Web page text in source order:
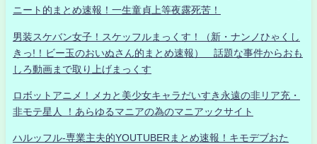
ニート的まとめ速報！一生童貞上等夜露死苦！
男装スケバン女子！スケッフルまっくす！（新・ナンノひゃくし
きっ!！ビー玉のおいぬさん的まとめ速報） 話題な事件からおも
しろ動画まで取り上げまっくす
ロボットアニメ！メカと美少女キャラだいすき永遠の非リア充・
非モテ星人 ！あらゆるマニアの為のマニアックサイト
ハルッフル-専業主夫的YOUTUBERまとめ速報！キモデブおた